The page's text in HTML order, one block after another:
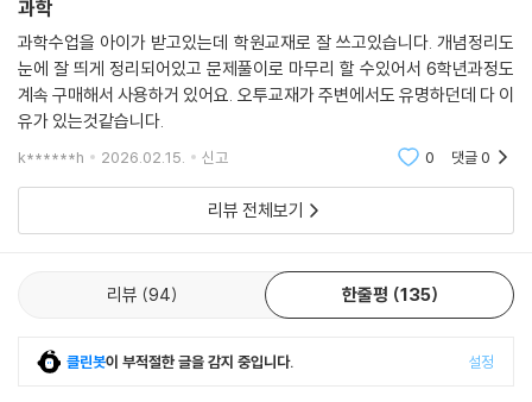
과학
과학수업을 아이가 받고있는데 학원교재로 잘 쓰고있습니다. 개념정리도
눈에 잘 띄게 정리되어있고 문제풀이로 마무리 할 수있어서 6학년과정도
계속 구매해서 사용하거 있어요. 오투교재가 주변에서도 유명하던데 다 이
유가 있는것같습니다.
k******h 2026.02.15. 신고 0 댓글0
리뷰 전체보기
리뷰 94 한줄평 135
클린봇이 부적절한 글을 감지 중입니다. 설정